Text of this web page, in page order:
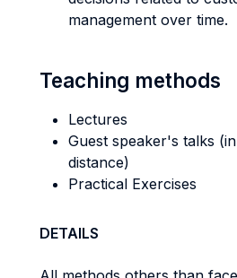
management over time.
Teaching methods
Lectures
Guest speaker's talks
distance)
Practical Exercises
DETAILS